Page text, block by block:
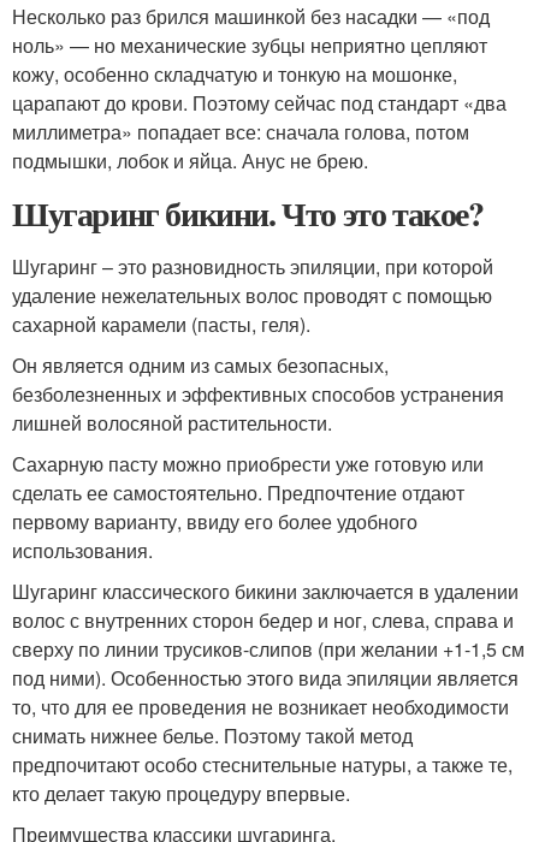
Несколько раз брился машинкой без насадки — «под
ноль» — но механические зубцы неприятно цепляют
кожу, особенно складчатую и тонкую на мошонке,
царапают до крови. Поэтому сейчас под стандарт «два
миллиметра» попадает все: сначала голова, потом
подмышки, лобок и яйца. Анус не брею.
Шугаринг бикини. Что это такое?
Шугаринг – это разновидность эпиляции, при которой
удаление нежелательных волос проводят с помощью
сахарной карамели (пасты, геля).
Он является одним из самых безопасных,
безболезненных и эффективных способов устранения
лишней волосяной растительности.
Сахарную пасту можно приобрести уже готовую или
сделать ее самостоятельно. Предпочтение отдают
первому варианту, ввиду его более удобного
использования.
Шугаринг классического бикини заключается в удалении
волос с внутренних сторон бедер и ног, слева, справа и
сверху по линии трусиков-слипов (при желании +1-1,5 см
под ними). Особенностью этого вида эпиляции является
то, что для ее проведения не возникает необходимости
снимать нижнее белье. Поэтому такой метод
предпочитают особо стеснительные натуры, а также те,
кто делает такую процедуру впервые.
Преимущества классики шугаринга.